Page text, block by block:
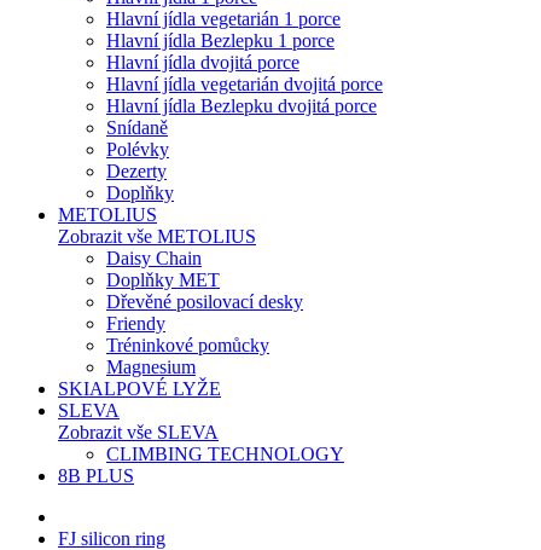
Hlavní jídla vegetarián 1 porce
Hlavní jídla Bezlepku 1 porce
Hlavní jídla dvojitá porce
Hlavní jídla vegetarián dvojitá porce
Hlavní jídla Bezlepku dvojitá porce
Snídaně
Polévky
Dezerty
Doplňky
METOLIUS
Zobrazit vše METOLIUS
Daisy Chain
Doplňky MET
Dřevěné posilovací desky
Friendy
Tréninkové pomůcky
Magnesium
SKIALPOVÉ LYŽE
SLEVA
Zobrazit vše SLEVA
CLIMBING TECHNOLOGY
8B PLUS
FJ silicon ring